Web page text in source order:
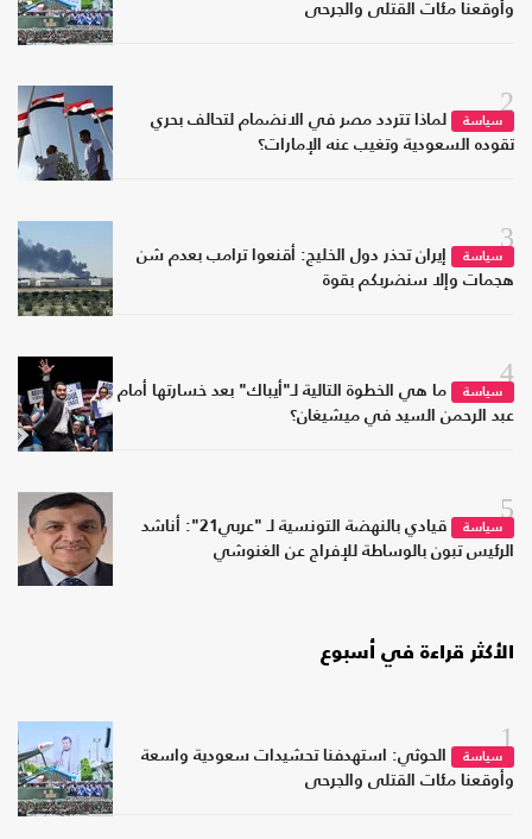
وأوقعنا مئات القتلى والجرحى
2
سياسة
لماذا تتردد مصر في الانضمام لتحالف بحري
تقوده السعودية وتغيب عنه الإمارات؟
3
سياسة
إيران تحذر دول الخليج: أقنعوا ترامب بعدم شن
هجمات وإلا سنضربكم بقوة
4
سياسة
ما هي الخطوة التالية لـ"أيباك" بعد خسارتها أمام
عبد الرحمن السيد في ميشيغان؟
5
سياسة
قيادي بالنهضة التونسية لـ "عربي21": أناشد
الرئيس تبون بالوساطة للإفراج عن الغنوشي
الأكثر قراءة في أسبوع
1
سياسة
الحوثي: استهدفنا تحشيدات سعودية واسعة
وأوقعنا مئات القتلى والجرحى